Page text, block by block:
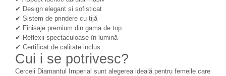
✔ Design elegant și sofisticat
✔ Sistem de prindere cu tijă
✔ Finisaje premium din gama de top
✔ Reflexii spectaculoase în lumină
✔ Certificat de calitate inclus
Cui i se potrivesc?
Cerceii Diamantul Imperial sunt alegerea ideală pentru femeile care